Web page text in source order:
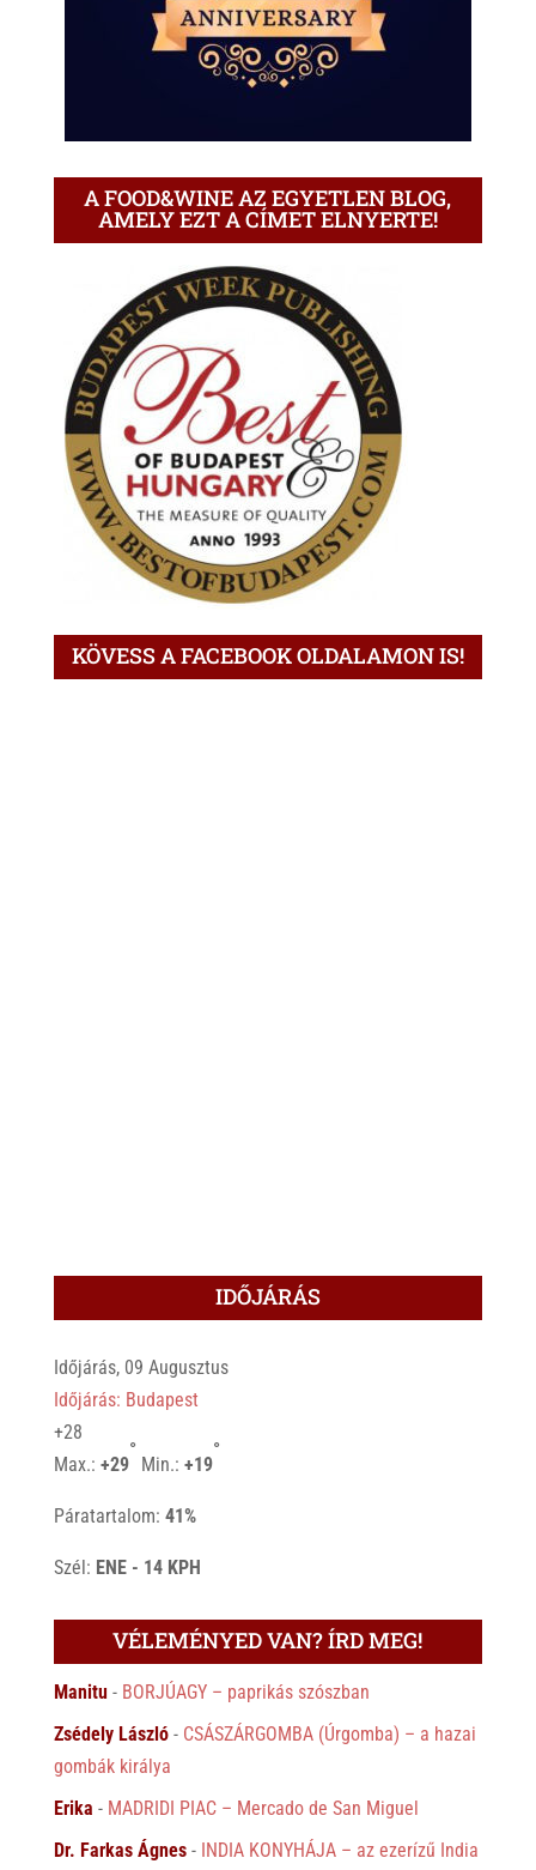
A FOOD&WINE AZ EGYETLEN BLOG,
AMELY EZT A CÍMET ELNYERTE!
KÖVESS A FACEBOOK OLDALAMON IS!
IDŐJÁRÁS
Időjárás, 09 Augusztus
Időjárás: Budapest
+28
Max.: +29
°
Min.: +19
°
Páratartalom: 41%
Szél: ENE - 14 KPH
VÉLEMÉNYED VAN? ÍRD MEG!
Manitu- BORJÚAGY – paprikás szószban
Zsédely László- CSÁSZÁRGOMBA (Úrgomba) – a hazai
gombák királya
Erika - MADRIDI PIAC – Mercado de San Miguel
Dr. Farkas Ágnes- INDIA KONYHÁJA – az ezerízű India